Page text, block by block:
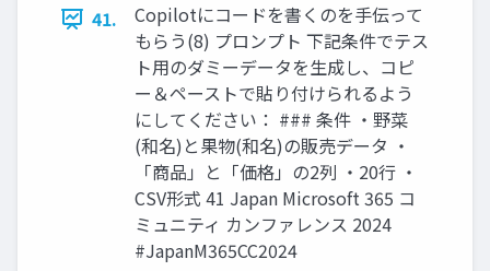
41.
Copilotにコードを書くのを手伝って
もらう(8) プロンプト 下記条件でテス
ト用のダミーデータを生成し、コピ
ー＆ペーストで貼り付けられるよう
にしてください： ### 条件 ・野菜
(和名)と果物(和名)の販売データ ・
「商品」と「価格」の2列 ・20行 ・
CSV形式 41 Japan Microsoft 365 コ
ミュニティ カンファレンス 2024
#JapanM365CC2024